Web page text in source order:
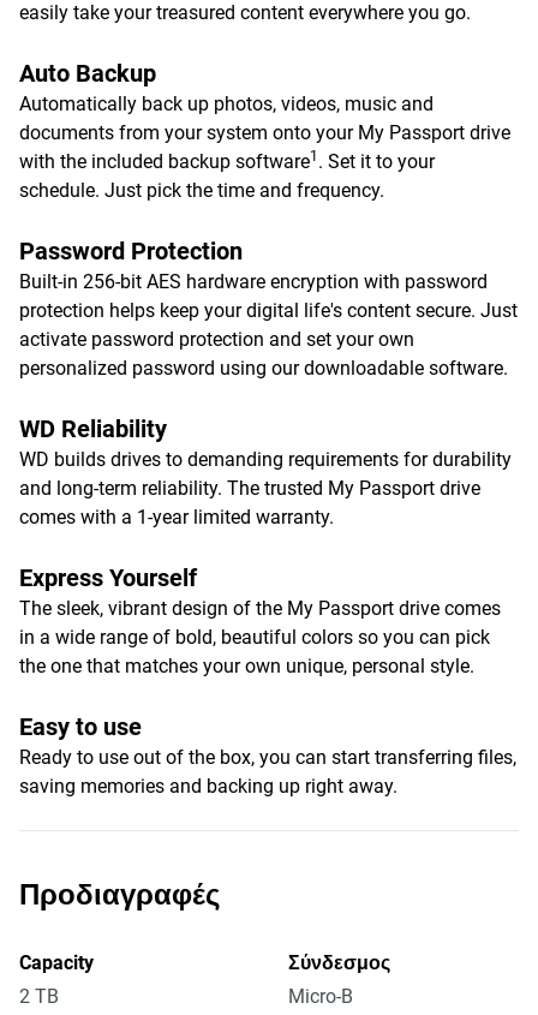
easily take your treasured content everywhere you go.
Auto Backup
Automatically back up photos, videos, music and
documents from your system onto your My Passport drive
with the included backup software1 . Set it to your
schedule. Just pick the time and frequency.
Password Protection
Built-in 256-bit AES hardware encryption with password
protection helps keep your digital life's content secure. Just
activate password protection and set your own
personalized password using our downloadable software.
WD Reliability
WD builds drives to demanding requirements for durability
and long-term reliability. The trusted My Passport drive
comes with a 1-year limited warranty.
Express Yourself
The sleek, vibrant design of the My Passport drive comes
in a wide range of bold, beautiful colors so you can pick
the one that matches your own unique, personal style.
Easy to use
Ready to use out of the box, you can start transferring files,
saving memories and backing up right away.
Προδιαγραφές
Capacity
2 TB
Σύνδεσμος
Micro-B